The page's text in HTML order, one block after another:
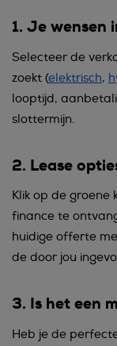
1. Je wensen
Selecteer de
zoekt (elektrisch,
looptijd,
slottermijn.
2. Lease
Klik op de groene
finance te
huidige offerte
de door jou
3. Is het een
Heb je de